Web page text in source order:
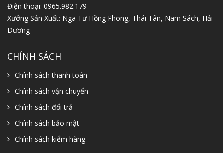
Điện thoại: 0965.982.179
Xưởng Sản Xuất: Ngã Tư Hồng Phong, Thái Tân, Nam Sách, Hải
Dương
CHÍNH SÁCH
Chính sách thanh toán
Chính sách vận chuyển
Chính sách đổi trả
Chính sách bảo mật
Chính sách kiểm hàng